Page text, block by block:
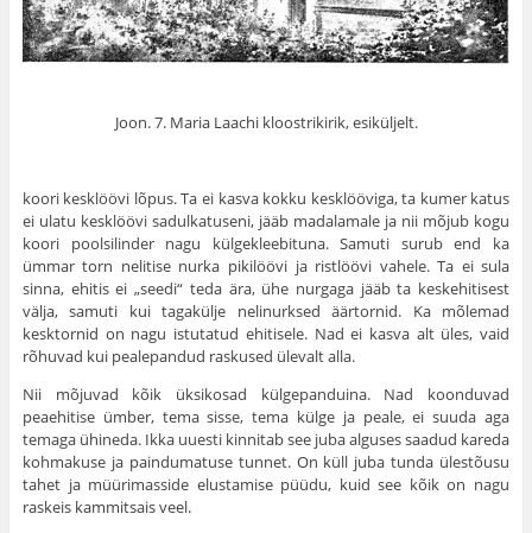
Joon. 7. Maria Laachi kloostrikirik, esiküljelt.
koori kesklöövi lõpus. Ta ei kasva kokku kesk­lööviga, ta kumer katus
ei ulatu kesklöövi sadulkatuseni, jääb madalamale ja nii mõjub kogu
koori poolsilinder nagu külgekleebituna. Samuti surub end ka
ümmar torn nelitise nurka pikilöövi ja ristlöövi vahele. Ta ei sula
sinna, ehitis ei „seedi“ teda ära, ühe nurgaga jääb ta keskehitisest
välja, samuti kui tagakülje nelinurksed äärtornid. Ka mõlemad
kesktornid on nagu istutatud ehitisele. Nad ei kasva alt üles, vaid
rõhuvad kui pealepandud raskused ülevalt alla.
Nii mõjuvad kõik üksikosad külgepanduina. Nad koonduvad
peaehitise ümber, tema sisse, tema külge ja peale, ei suuda aga
temaga ühineda. Ikka uuesti kinnitab see juba alguses saadud kareda
kohmakuse ja paindumatuse tunnet. On küll juba tunda ülestõusu
tahet ja müürimasside elusta­mise püüdu, kuid see kõik on nagu
raskeis kammitsais veel.